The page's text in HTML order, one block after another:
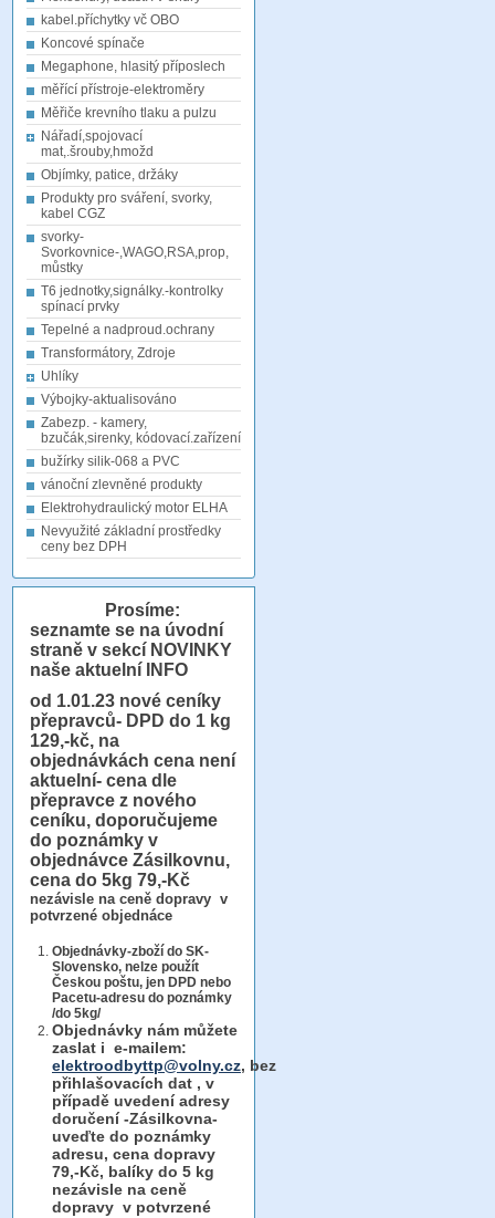
kabel.příchytky vč OBO
Koncové spínače
Megaphone, hlasitý příposlech
měřící přístroje-elektroměry
Měřiče krevního tlaku a pulzu
Nářadí,spojovací
mat,.šrouby,hmožd
Objímky, patice, držáky
Produkty pro sváření, svorky,
kabel CGZ
svorky-
Svorkovnice-,WAGO,RSA,prop,
můstky
T6 jednotky,signálky.-kontrolky
spínací prvky
Tepelné a nadproud.ochrany
Transformátory, Zdroje
Uhlíky
Výbojky-aktualisováno
Zabezp. - kamery,
bzučák,sirenky, kódovací.zařízení
bužírky silik-068 a PVC
vánoční zlevněné produkty
Elektrohydraulický motor ELHA
Nevyužité základní prostředky
ceny bez DPH
Prosíme:
seznamte se na úvodní
straně v sekcí NOVINKY
naše aktuelní INFO
od 1.01.23 nové ceníky
přepravců- DPD do 1 kg
129,-kč, na
objednávkách cena není
aktuelní- cena dle
přepravce z nového
ceníku, doporučujeme
do poznámky v
objednávce Zásilkovnu,
cena do 5kg 79,-Kč
nezávisle na ceně dopravy v
potvrzené objednáce
Objednávky-zboží do SK-
Slovensko, nelze použít
Českou poštu, jen DPD nebo
Pacetu-adresu do poznámky
/do 5kg/
Objednávky nám můžete
zaslat i e-mailem:
elektroodbyttp@volny.cz, bez
přihlašovacích dat , v
případě uvedení adresy
doručení -Zásilkovna-
uveďte do poznámky
adresu, cena dopravy
79,-Kč, balíky do 5 kg
nezávisle na ceně
dopravy v potvrzené